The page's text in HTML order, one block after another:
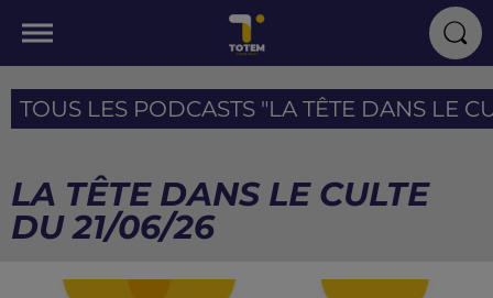
TOUS LES PODCASTS "LA TÊTE DANS LE
LA TÊTE DANS LE CULTE
DU 21/06/26